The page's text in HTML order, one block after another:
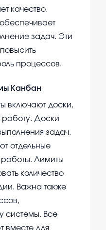
качество.
задач. Эти
процессов.
Канбан
включают доски,
работу. Доски
задач.
отдельные
Лимиты
количество
Важна также
системы. Все
вместе для